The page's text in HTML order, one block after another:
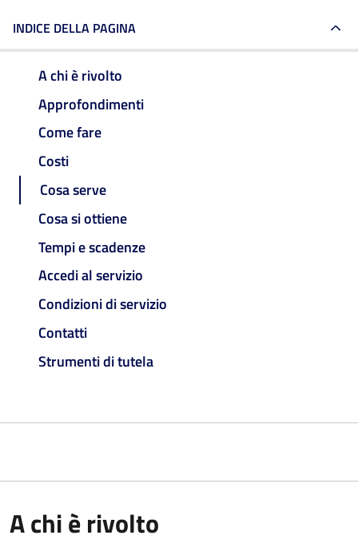
INDICE DELLA PAGINA
A chi è rivolto
Approfondimenti
Come fare
Costi
Cosa serve
Cosa si ottiene
Tempi e scadenze
Accedi al servizio
Condizioni di servizio
Contatti
Strumenti di tutela
A chi è rivolto